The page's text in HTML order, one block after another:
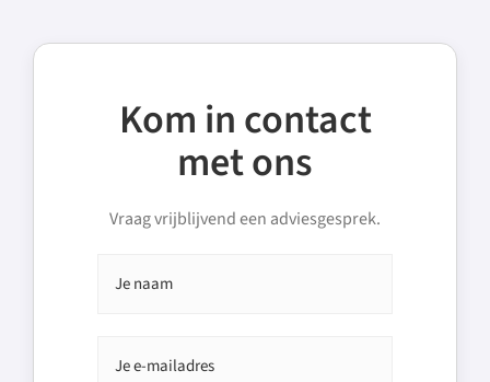
Kom in contact
met ons
Vraag vrijblijvend een adviesgesprek.